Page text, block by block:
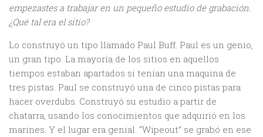
empezastes a trabajar en un pequeño estudio de grabación.
¿Qué tal era el sitio?
Lo construyó un tipo llamado Paul Buff. Paul es un genio,
un gran tipo. La mayoría de los sitios en aquellos
tiempos estaban apartados si tenían una maquina de
tres pistas. Paul se construyó una de cinco pistas para
hacer overdubs. Construyó su estudio a partir de
chatarra, usando los conocimientos que adquirió en los
marines. Y el lugar era genial. “Wipeout” se grabó en ese